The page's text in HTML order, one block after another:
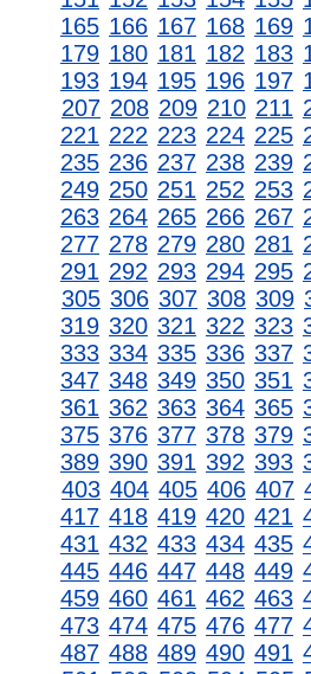
165 166 167 168 169
179 180 181 182 183
193 194 195 196 197
207 208 209 210 211
221 222 223 224 225
235 236 237 238 239
249 250 251 252 253
263 264 265 266 267
277 278 279 280 281
291 292 293 294 295
305 306 307 308 309
319 320 321 322 323
333 334 335 336 337
347 348 349 350 351
361 362 363 364 365
375 376 377 378 379
389 390 391 392 393
403 404 405 406 407
417 418 419 420 421
431 432 433 434 435
445 446 447 448 449
459 460 461 462 463
473 474 475 476 477
487 488 489 490 491